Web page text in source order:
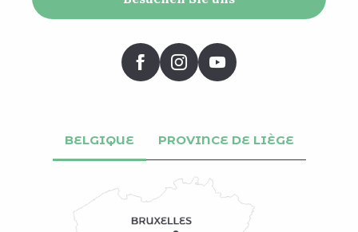
BELGIQUE PROVINCE DE LIÈGE